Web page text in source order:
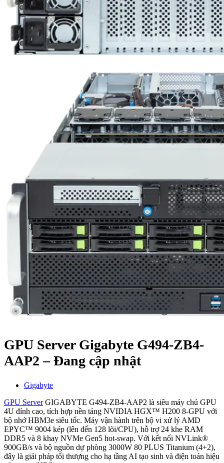
GPU Server Gigabyte G494-ZB4-
AAP2 – Đang cập nhật
Gigabyte
GPU ServerGIGABYTE G494-ZB4-AAP2 là siêu máy chủ GPU
4U đỉnh cao, tích hợp nền tảng NVIDIA HGX™ H200 8-GPU với
bộ nhớ HBM3e siêu tốc. Máy vận hành trên bộ vi xử lý AMD
EPYC™ 9004 kép (lên đến 128 lõi/CPU), hỗ trợ 24 khe RAM
DDR5 và 8 khay NVMe Gen5 hot-swap. Với kết nối NVLink®
900GB/s và bộ nguồn dự phòng 3000W 80 PLUS Titanium (4+2),
đây là giải pháp tối thượng cho hạ tầng AI tạo sinh và điện toán hiệu